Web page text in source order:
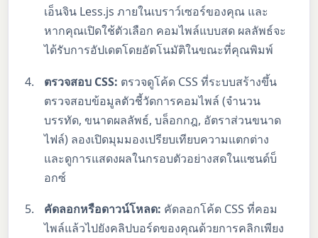
เอ็นจิน Less.js ภายในเบราว์เซอร์ของคุณ และ
หากคุณเปิดใช้ตัวเลือก คอมไพล์แบบสด ผลลัพธ์จะ
ได้รับการอัปเดตโดยอัตโนมัติในขณะที่คุณพิมพ์
ตรวจสอบ CSS: ตรวจดูโค้ด CSS ที่ระบบสร้างขึ้น
ตรวจสอบข้อมูลตัวชี้วัดการคอมไพล์ (จำนวน
บรรทัด, ขนาดผลลัพธ์, บล็อกกฎ, อัตราส่วนขนาด
ไฟล์) ลองเปิดมุมมองเปรียบเทียบความแตกต่าง
และดูการแสดงผลในกรอบตัวอย่างสดในแซนด์บ็
อกซ์
คัดลอกหรือดาวน์โหลด: คัดลอกโค้ด CSS ที่คอม
ไพล์แล้วไปยังคลิปบอร์ดของคุณด้วยการคลิกเพียง